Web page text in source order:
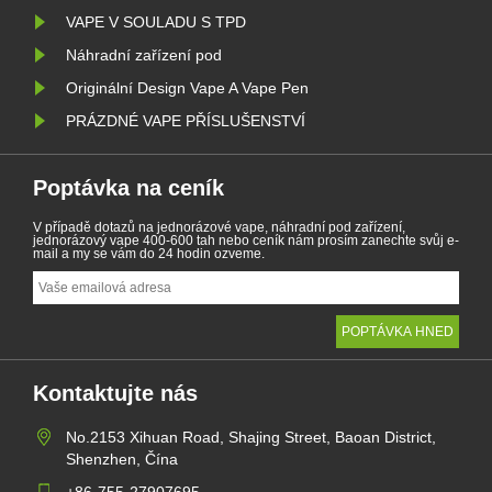
VAPE V SOULADU S TPD
Náhradní zařízení pod
Originální Design Vape A Vape Pen
PRÁZDNÉ VAPE PŘÍSLUŠENSTVÍ
Poptávka na ceník
V případě dotazů na jednorázové vape, náhradní pod zařízení,
jednorázový vape 400-600 tah nebo ceník nám prosím zanechte svůj e-
mail a my se vám do 24 hodin ozveme.
Kontaktujte nás
No.2153 Xihuan Road, Shajing Street, Baoan District,
Shenzhen, Čína